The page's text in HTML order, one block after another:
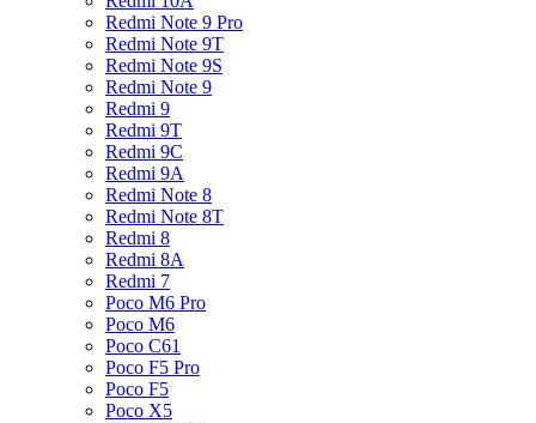
Redmi Note 9 Pro
Redmi Note 9T
Redmi Note 9S
Redmi Note 9
Redmi 9
Redmi 9T
Redmi 9C
Redmi 9A
Redmi Note 8
Redmi Note 8T
Redmi 8
Redmi 8A
Redmi 7
Poco M6 Pro
Poco M6
Poco C61
Poco F5 Pro
Poco F5
Poco X5